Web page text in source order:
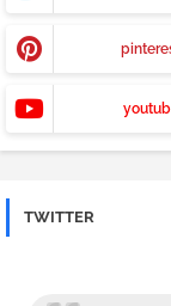
TWITTER